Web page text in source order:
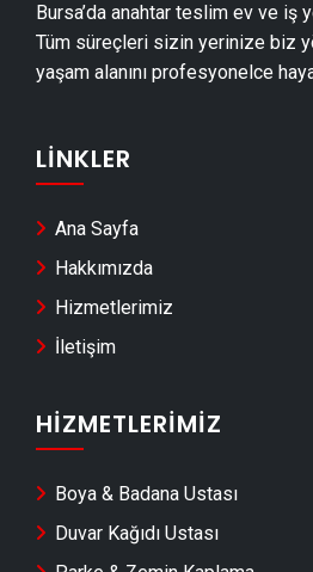
Karacabey Havuz Yapımı
Karacabey Cam Montajı
Karacabey Kepçe Kiralama
Karacabey Seramik Ustası
Karacabey Sandviç Panel
Karacabey Teras Kapatma
Karacabey Anahtar Teslim
Karacabey Anahtar Teslim
Karacabey Dekoratif Taş
Karacabey Pvc Kapı &
Karacabey Merdiven Yapımı
Bursa’da anahtar teslim ev ve iş
Tüm süreçleri sizin yerinize biz
yaşam alanını profesyonelce
LINKLER
Ana Sayfa
Hakkımızda
Hizmetlerimiz
İletişim
HIZMETLERIMIZ
Boya & Badana Ustası
Duvar Kağıdı Ustası